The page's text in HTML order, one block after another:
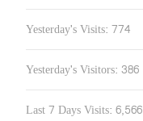
Yesterday's Visits: 774
Yesterday's Visitors: 386
Last 7 Days Visits: 6,566